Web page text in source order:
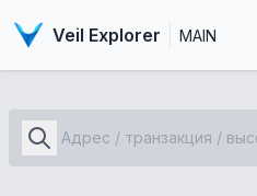
Veil Explorer MAIN